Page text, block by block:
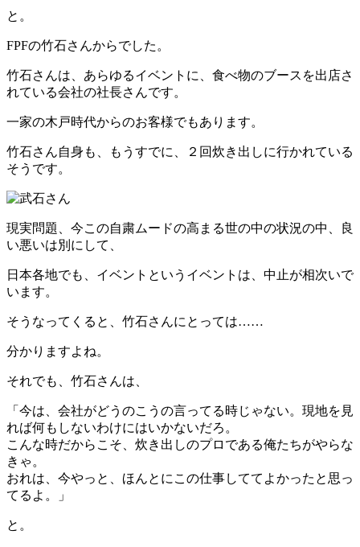
と。
FPFの竹石さんからでした。
竹石さんは、あらゆるイベントに、食べ物のブースを出店さ
れている会社の社長さんです。
一家の木戸時代からのお客様でもあります。
竹石さん自身も、もうすでに、２回炊き出しに行かれている
そうです。
現実問題、今この自粛ムードの高まる世の中の状況の中、良
い悪いは別にして、
日本各地でも、イベントというイベントは、中止が相次いで
います。
そうなってくると、竹石さんにとっては……
分かりますよね。
それでも、竹石さんは、
「今は、会社がどうのこうの言ってる時じゃない。現地を見
れば何もしないわけにはいかないだろ。
こんな時だからこそ、炊き出しのプロである俺たちがやらな
きゃ。
おれは、今やっと、ほんとにこの仕事しててよかったと思っ
てるよ。」
と。